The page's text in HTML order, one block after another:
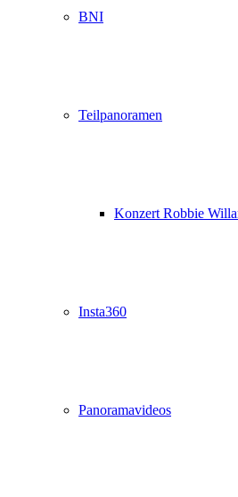
BNI
Teilpanoramen
Konzert Robbie
Insta360
Panoramavideos